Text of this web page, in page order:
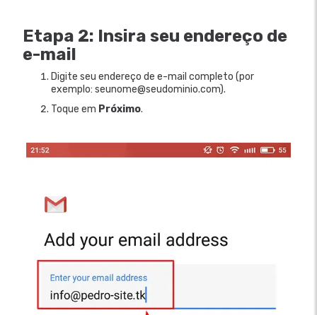
Etapa 2: Insira seu endereço de
e-mail
Digite seu endereço de e-mail completo (por
exemplo: seunome@seudominio.com).
Toque em Próximo.